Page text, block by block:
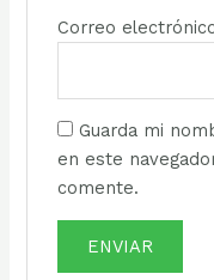
Correo
Guarda mi
en este
comente.